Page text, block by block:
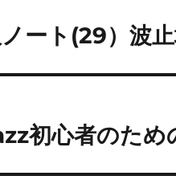
ノート(29）波
初心者のため